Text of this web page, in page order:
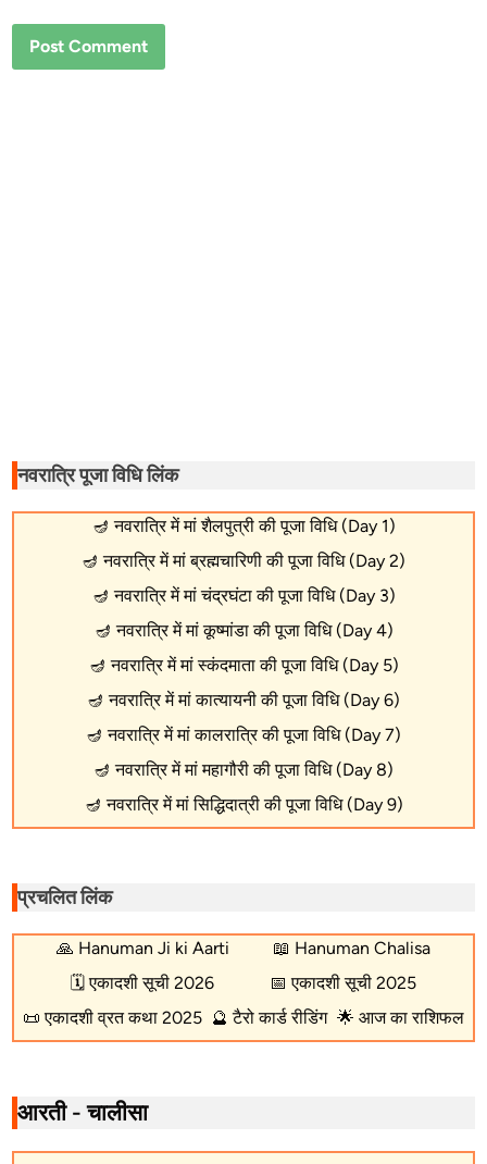
नवरात्रि पूजा विधि लिंक
🪔 नवरात्रि में मां शैलपुत्री की पूजा विधि (Day 1)
🪔 नवरात्रि में मां ब्रह्मचारिणी की पूजा विधि (Day 2)
🪔 नवरात्रि में मां चंद्रघंटा की पूजा विधि (Day 3)
🪔 नवरात्रि में मां कूष्मांडा की पूजा विधि (Day 4)
🪔 नवरात्रि में मां स्कंदमाता की पूजा विधि (Day 5)
🪔 नवरात्रि में मां कात्यायनी की पूजा विधि (Day 6)
🪔 नवरात्रि में मां कालरात्रि की पूजा विधि (Day 7)
🪔 नवरात्रि में मां महागौरी की पूजा विधि (Day 8)
🪔 नवरात्रि में मां सिद्धिदात्री की पूजा विधि (Day 9)
प्रचलित लिंक
🙏 Hanuman Ji ki Aarti 📖 Hanuman Chalisa
🗓️ एकादशी सूची 2026 📅 एकादशी सूची 2025
📜 एकादशी व्रत कथा 2025 🔮 टैरो कार्ड रीडिंग 🌟 आज का राशिफल
आरती - चालीसा